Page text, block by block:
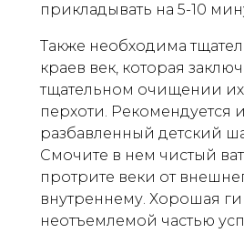
прикладывать на 5-10
Также необходима
краев век, которая
тщательном очищении их
перхоти. Рекомендуется
разбавленный детский
Смочите в нем чистый
протрите веки от
внутреннему. Хорошая
неотъемлемой частью